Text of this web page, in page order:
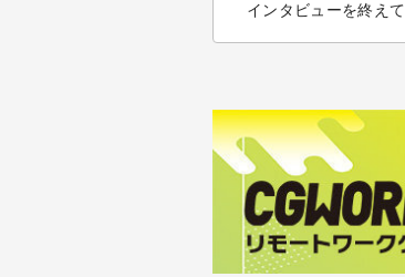
インタビューを終えて